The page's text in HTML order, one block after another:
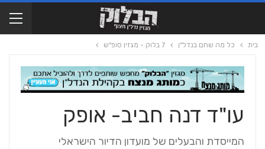
בית כל מה שחם בנדל"ן 7 בלוק - מגזין סופ"ש
עו"ד דנה חביב- אופק
המייסדת והבעלים של מועדון הדיור הישראלי